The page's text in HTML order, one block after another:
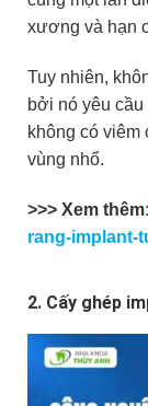
xương và hạn
Tuy nhiên,
bởi nó yêu
không có
vùng nhổ.
>>> Xem thêm:
rang-implant-
2. Cấy ghép